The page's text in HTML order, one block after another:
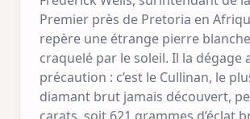
Premier près de Pretoria en
repère une étrange pierre
craquelé par le soleil. Il la dégage
précaution : c’est le Cullinan, le
diamant brut jamais découvert,